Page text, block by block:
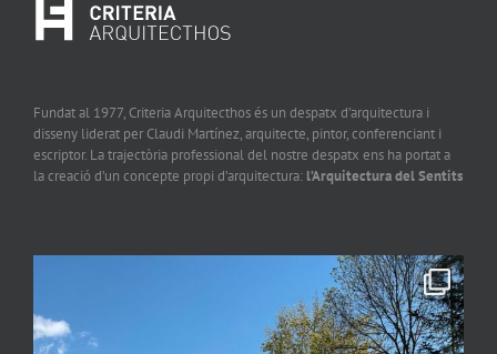
Fundat al 1977, Criteria Arquitecthos és un despatx d’arquitectura i
disseny liderat per Claudi Martínez, arquitecte, pintor, conferenciant i
escriptor. La trajectòria professional del nostre despatx ens ha portat a
la creació d’un concepte propi d’arquitectura: l’Arquitectura del Sentits